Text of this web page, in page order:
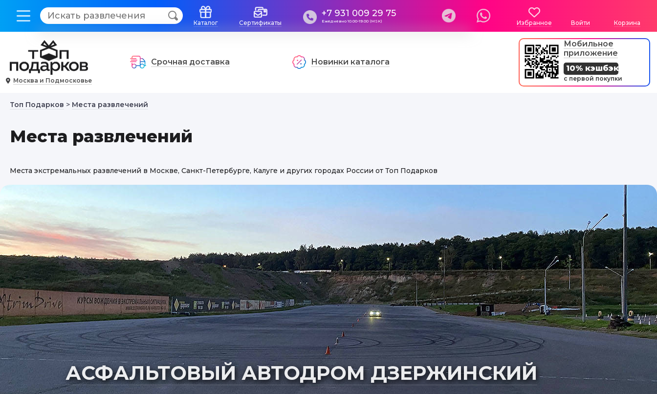
Каталог Сертификаты
+7 931 009 29 75
Ежедневно 10.00-19.00 (MSK) Избранное Войти Корзина
Москва и Подмосковье
Срочная доставка Новинки каталога
Мобильное
приложение
10% кэшбэк
с первой покупки
Топ Подарков > Места развлечений
Места развлечений
Места экстремальных развлечений в Москве, Санкт-Петербурге, Калуге и других городах России от Топ Подарков
АЭРОДРОМ МЯЧКОВО
АСФАЛЬТОВЫЙ АВТОДРОМ ДЗЕРЖИНСКИЙ